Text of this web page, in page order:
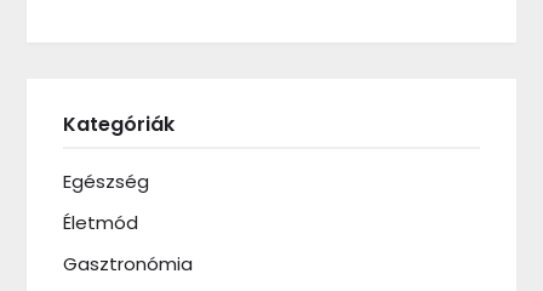
Kategóriák
Egészség
Életmód
Gasztronómia